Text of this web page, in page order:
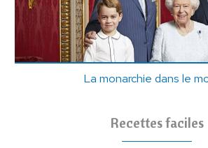
La monarchie dans le
Recettes faciles